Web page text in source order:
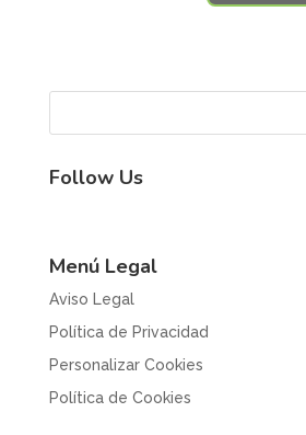
Follow Us
Menú Legal
Aviso Legal
Política de Privacidad
Personalizar Cookies
Política de Cookies